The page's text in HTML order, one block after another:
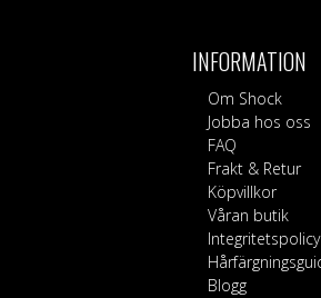
INFORMATION
Om Shock
Jobba hos oss
FAQ
Frakt & Retur
Köpvillkor
Våran butik
Integritetspolicy
Blogg